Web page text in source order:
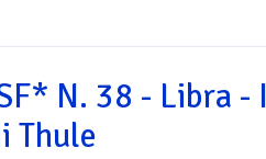
N. 38 - Libra -
Thule